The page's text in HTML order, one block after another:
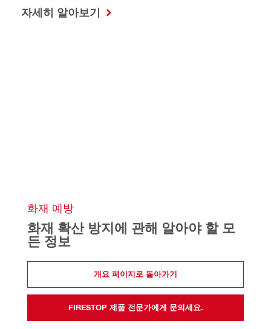
자세히 알아보기
화재 예방
화재 확산 방지에 관해 알아야 할 모
든 정보
개요 페이지로 돌아가기
FIRESTOP 제품 전문가에게 문의세요.